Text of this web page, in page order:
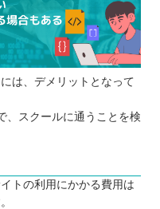
は、デメリットとなって
、スクールに通うことを検
トの利用にかかる費用は